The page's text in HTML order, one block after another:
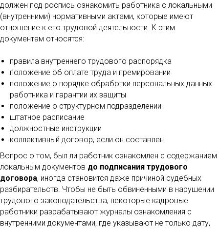
должен под роспись ознакомить работника с локальными
(внутренними) нормативными актами, которые имеют
отношение к его трудовой деятельности. К этим
документам относятся:
правила внутреннего трудового распорядка
положение об оплате труда и премировании
положение о порядке обработки персональных данных
работника и гарантии их защиты
положение о структурном подразделении
штатное расписание
должностные инструкции
коллективный договор, если он составлен.
Вопрос о том, был ли работник ознакомлен с содержанием
локальным документов до подписания трудового
договора, иногда становится даже причиной судебных
разбирательств. Чтобы не быть обвиненными в нарушении
трудового законодательства, некоторые кадровые
работники разрабатывают журналы ознакомления с
внутренними документами, где указывают не только дату,